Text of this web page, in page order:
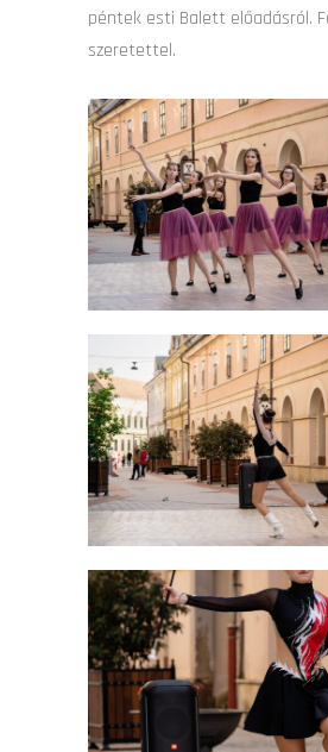
péntek esti Balett előadásról.
szeretettel.